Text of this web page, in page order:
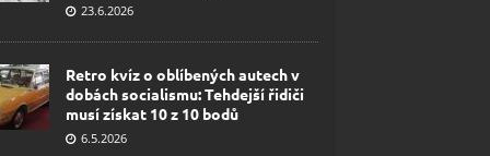
23.6.2026
Retro kvíz o oblíbených autech v
dobách socialismu: Tehdejší řidiči
musí získat 10 z 10 bodů
6.5.2026